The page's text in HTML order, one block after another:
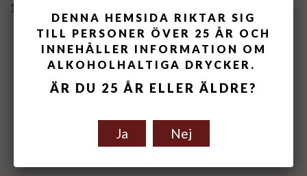
120100-16
LIKNANDE PRODUKTER
DENNA HEMSIDA RIKTAR SIG
TILL PERSONER ÖVER 25 ÅR OCH
INNEHÅLLER INFORMATION OM
ALKOHOLHALTIGA DRYCKER.
ÄR DU 25 ÅR ELLER ÄLDRE?
Ja Nej